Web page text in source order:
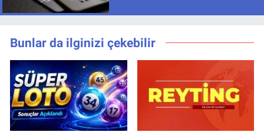
Bunlar da ilginizi çekebilir